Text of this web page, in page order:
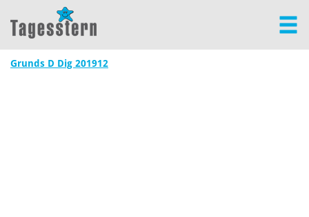
Grunds D Dig 201912